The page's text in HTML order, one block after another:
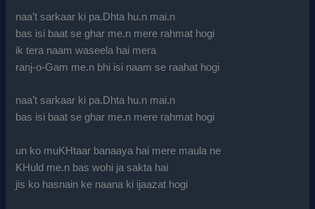
naa’t sarkaar ki pa.Dhta hu.n mai.n
bas isi baat se ghar me.n mere rahmat hogi
ik tera naam waseela hai mera
ranj-o-Gam me.n bhi isi naam se raahat hogi
naa’t sarkaar ki pa.Dhta hu.n mai.n
bas isi baat se ghar me.n mere rahmat hogi
un ko muKHtaar banaaya hai mere maula ne
KHuld me.n bas wohi ja sakta hai
jis ko hasnain ke naana ki ijaazat hogi